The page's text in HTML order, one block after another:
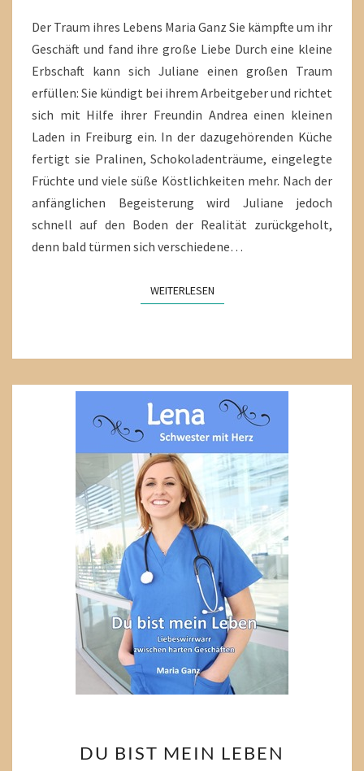
Der Traum ihres Lebens Maria Ganz Sie kämpfte um ihr
Geschäft und fand ihre große Liebe Durch eine kleine
Erbschaft kann sich Juliane einen großen Traum
erfüllen: Sie kündigt bei ihrem Arbeitgeber und richtet
sich mit Hilfe ihrer Freundin Andrea einen kleinen
Laden in Freiburg ein. In der dazugehörenden Küche
fertigt sie Pralinen, Schokoladenträume, eingelegte
Früchte und viele süße Köstlichkeiten mehr. Nach der
anfänglichen Begeisterung wird Juliane jedoch
schnell auf den Boden der Realität zurückgeholt,
denn bald türmen sich verschiedene…
WEITERLESENWEITERLESEN
BIST
DU BIST MEIN LEBEN